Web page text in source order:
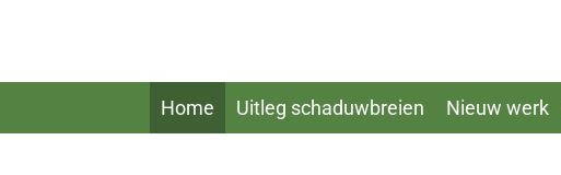
Home Uitleg schaduwbreien Nieuw werk